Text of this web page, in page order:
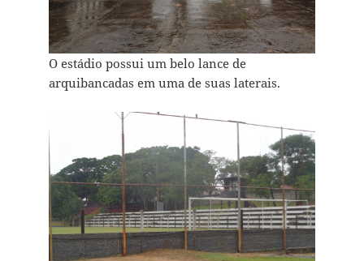
O estádio possui um belo lance de
arquibancadas em uma de suas laterais.